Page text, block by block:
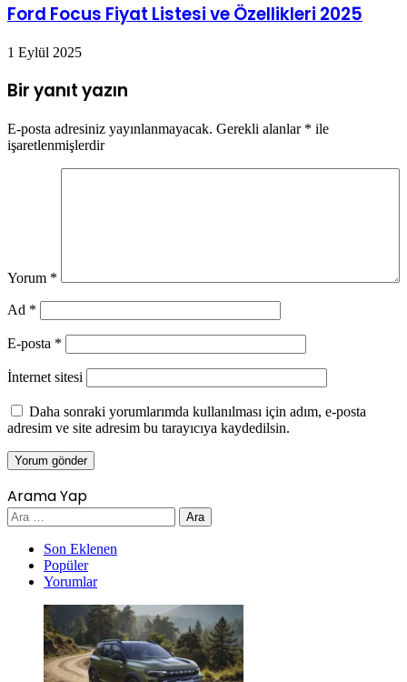
Ford Focus Fiyat Listesi ve Özellikleri 2025
1 Eylül 2025
Bir yanıt yazın
E-posta adresiniz yayınlanmayacak. Gerekli alanlar * ile
işaretlenmişlerdir
Yorum *
Ad *
E-posta *
İnternet sitesi
Daha sonraki yorumlarımda kullanılması için adım, e-posta
adresim ve site adresim bu tarayıcıya kaydedilsin.
Arama Yap
Arama:
Son Eklenen
Popüler
Yorumlar